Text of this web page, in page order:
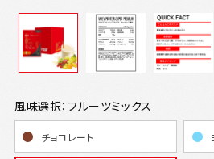
チョコレート
風味選択：フルーツミックス